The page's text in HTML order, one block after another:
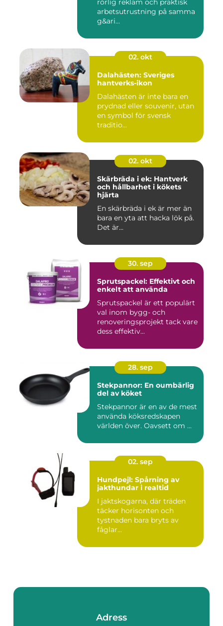
rörlig reklam och praktisk
arbetsutrustning på samma
g&ari...
02. okt
Dalahästen: Sveriges
hantverks-ikon
Dalahästen är inte bara en
prydnad eller souvenir, utan
en symbol för svensk
traditio...
02. okt
Skärbräda i ek: Hantverk
och hållbarhet i kökets
hjärta
En skärbräda i ek är mer än
bara en yta att hacka lök på.
Det är...
30. sep
Sprutspackel: Effektivt och
enkelt att använda
Sprutspackel är ett populärt
val inom bygg- och
renoveringsprojekt tack vare
dess effektiv...
28. sep
Stekpannor: En oumbärlig
del av köket
Stekpannor är en av de mest
använda köksredskapen
världen över. Oavsett om ...
02. sep
Hundpejl: Spårning av
jakthundar i realtid
I jaktskogarna, där träden
täcker horisonten och
tystnaden bara bryts av
fåglar...
Adress